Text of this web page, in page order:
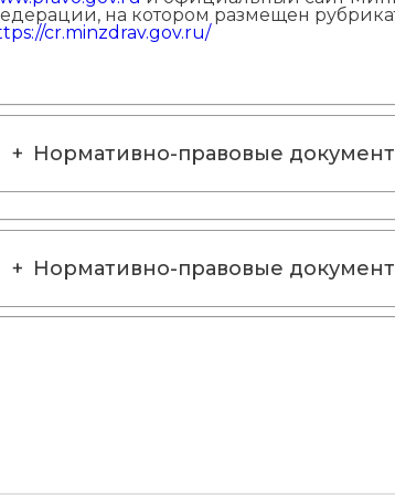
на котором размещен
cr.minzdrav.gov.ru/
Нормативно-правовые
Нормативно-правовые